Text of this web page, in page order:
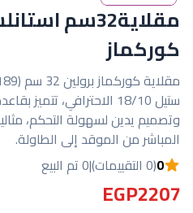
مقلاية32سم
كوركماز
ستيل 18/10 الاحترافي،
وتصميم يدين لسهولة التحكم،
المباشر من الموقد إلى الطاولة.
0(0 التقييمات) |0 تم البيع
EGP2207